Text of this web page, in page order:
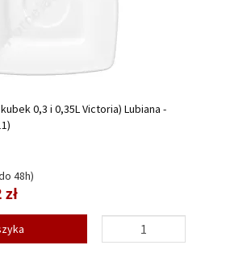
0,3 i 0,35L Victoria) Lubiana -
48h)
zł